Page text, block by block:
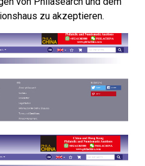
zu akzeptieren.